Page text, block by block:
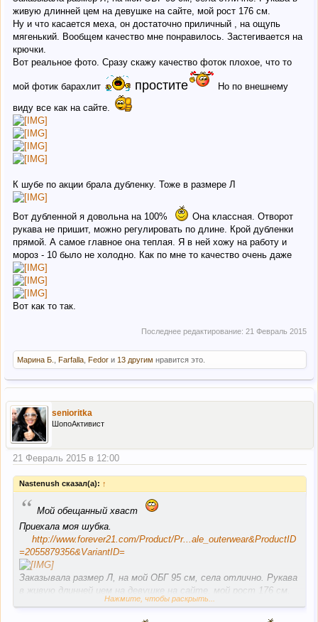
Длина - 24 см ( с цепочкой), 18 см ( без цепочки)
вес - 35 гр
Цена
2.66$1.33$
Скрытый текст:
живую длинней цем на девушке на сайте, мой рост 176 см.
Ну и что касается меха, он достаточно приличный , на ощупь
мягенький. Вообщем качество мне понравилось. Застегивается на
крючки.
Вот реальное фото. Сразу скажу качество фоток плохое, что то
мой фотик барахлит простите
Но по внешнему
виду все как на сайте.
К шубе по акции брала дубленку. Тоже в размере Л
Вот дубленной я довольна на 100%
Она классная. Отворот
рукава не пришит, можно регулировать по длине. Крой дубленки
прямой. А самое главное она теплая. Я в ней хожу на работу и
мороз - 10 было не холодно. Как по мне то качество очень даже
Вот как то так.
Последнее редактирование: 21 Февраль 2015
Марина Б. Farfalla Fedor и 13 другим нравится это.
senioritka
ШопоАктивист
21 Февраль 2015 в 12:00
Nastenush сказал(а): ↑
“ Мой обещанный хваст
Приехала моя шубка.
http://www.forever21.com/Product/Pr...ale_outerwear&ProductID
=2055879356&VariantID=
Заказывала размер Л, на мой ОБГ 95 см, села отлично. Рукава
в живую длинней цем на девушке на сайте, мой рост 176 см.
Ну и что касается меха, он достаточно приличный , на
Нажмите, чтобы раскрыть...